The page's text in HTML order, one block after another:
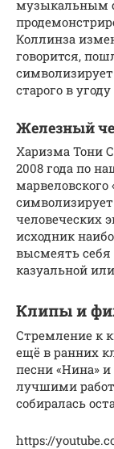
музыкальным
Коллинза
говорится,
старого в
Железный
Харизма Тони
2008 года по
марвеловского
человеческих
исходник
высмеять себя
казуальной
Клипы и
Стремление к
ещё в ранних
песни «Нина»
лучшими
собиралась
https://